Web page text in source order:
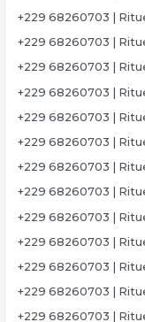
+229 68260703 |
+229 68260703 |
+229 68260703 |
+229 68260703 |
+229 68260703 |
+229 68260703 |
+229 68260703 |
+229 68260703 |
+229 68260703 |
+229 68260703 |
+229 68260703 |
+229 68260703 |
+229 68260703 |